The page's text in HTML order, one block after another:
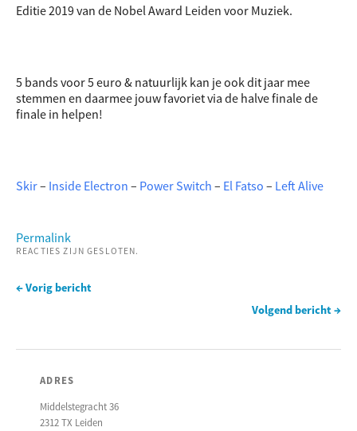
Editie 2019 van de Nobel Award Leiden voor Muziek.
5 bands voor 5 euro & natuurlijk kan je ook dit jaar mee
stemmen en daarmee jouw favoriet via de halve finale de
finale in helpen!
Skir– Inside Electron – Power Switch – El Fatso – Left Alive
Permalink
REACTIES ZIJN GESLOTEN.
← Vorig bericht
Volgend bericht →
ADRES
Middelstegracht 36
2312 TX Leiden